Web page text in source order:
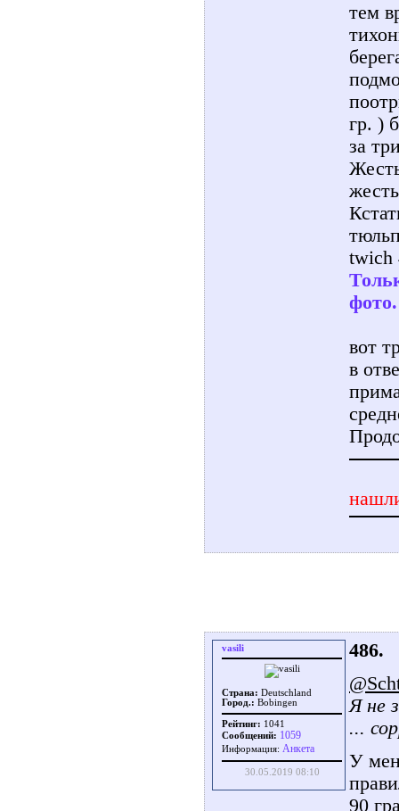
тем
гр. )
за
twich
фото.
вот
в
vasili
Страна: Deutschland
Город.: Bobingen
Рейтинг: 1041
Сообщений: 1059
Информация: Aнкета
30.05.2019 08:10
486.
Я не
...
У
90